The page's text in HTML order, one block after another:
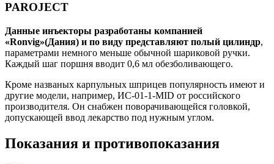
PAROJECT
Данные инъекторы разработаны компанией
«Ronvig»(Дания) и по виду представляют полый цилиндр,
параметрами немного меньше обычной шариковой ручки.
Каждый шаг поршня вводит 0,6 мл обезболивающего.
Кроме названых карпульных шприцев популярность имеют и
другие модели, например, ИС-01-1-МID от российского
производителя. Он снабжен поворачивающейся головкой,
допускающей ввод лекарство под нужным углом.
Показания и противопоказания